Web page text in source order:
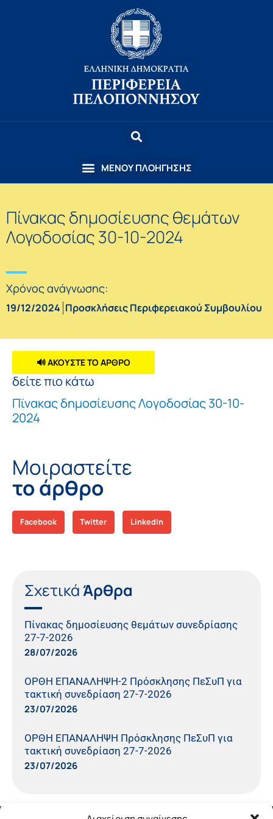
Πίνακας δημοσίευσης θεμάτων
Λογοδοσίας 30-10-2024
Χρόνος ανάγνωσης:
19/12/2024 Προσκλήσεις Περιφερειακού Συμβουλίου
🔊 ΑΚΟΥΣΤΕ ΤΟ ΑΡΘΡΟ
δείτε πιο κάτω
Πϊνακας δημοσίευσης Λογοδοσίας 30-10-
2024
Μοιραστείτε
το άρθρο
Facebook Twitter LinkedIn
Σχετικά Άρθρα
Πίνακας δημοσίευσης θεμάτων συνεδρίασης
27-7-2026
28/07/2026
ΟΡΘΗ ΕΠΑΝΑΛΗΨΗ-2 Πρόσκλησης ΠεΣυΠ για
τακτική συνεδρίαση 27-7-2026
23/07/2026
ΟΡΘΗ ΕΠΑΝΑΛΗΨΗ Πρόσκλησης ΠεΣυΠ για
τακτική συνεδρίαση 27-7-2026
23/07/2026